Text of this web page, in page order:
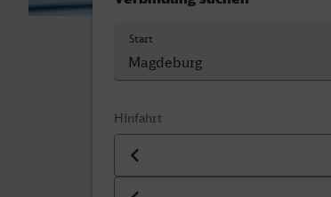
Start
Hinfahrt
Datum der Hinfahrt
Uhrzeit der Hinfahrt